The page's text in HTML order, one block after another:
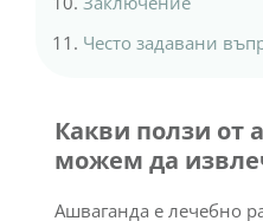
Често задавани
Какви ползи от
можем да
Ашваганда е лечебно